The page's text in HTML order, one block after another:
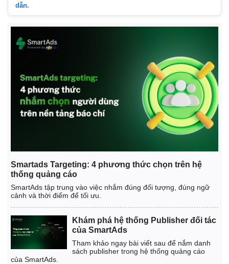
Kinh tế
Bất động sản
Khởi nghiệp
Thị trường
Chứng khoán
Giá cà phê
dẫn.
Smartads Targeting: 4 phương thức chọn trên hệ
thống quảng cáo
SmartAds tập trung vào việc nhắm đúng đối tượng, đúng ngữ
cảnh và thời điểm để tối ưu.
Khám phá hệ thống Publisher đối tác
của SmartAds
Tham khảo ngay bài viết sau để nắm danh
sách publisher trong hệ thống quảng cáo
của SmartAds.